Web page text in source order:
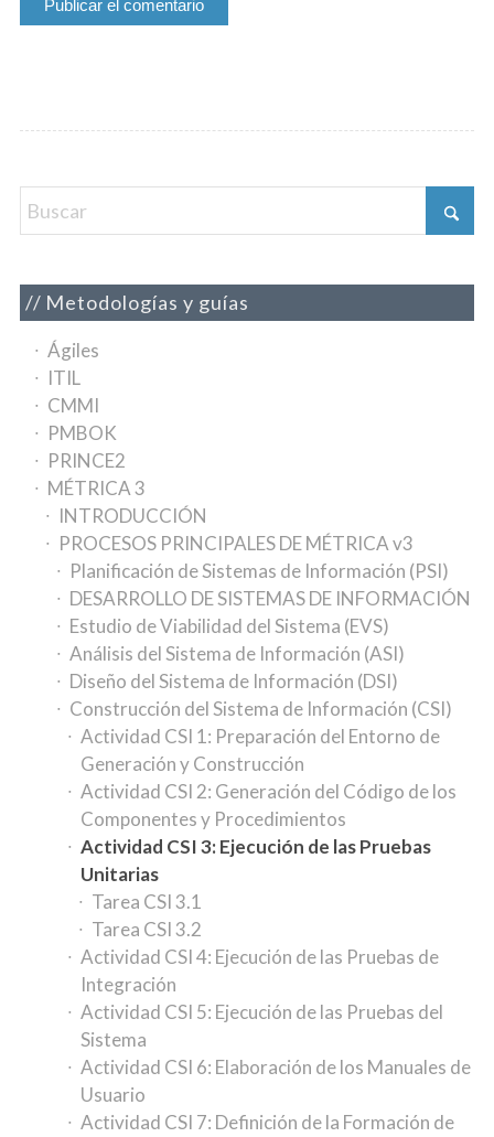
Metodologías y guías
Ágiles
ITIL
CMMI
PMBOK
PRINCE2
MÉTRICA 3
INTRODUCCIÓN
PROCESOS PRINCIPALES DE MÉTRICA v3
Planificación de Sistemas de Información (PSI)
DESARROLLO DE SISTEMAS DE INFORMACIÓN
Estudio de Viabilidad del Sistema (EVS)
Análisis del Sistema de Información (ASI)
Diseño del Sistema de Información (DSI)
Construcción del Sistema de Información (CSI)
Actividad CSI 1: Preparación del Entorno de
Generación y Construcción
Actividad CSI 2: Generación del Código de los
Componentes y Procedimientos
Actividad CSI 3: Ejecución de las Pruebas
Unitarias
Tarea CSI 3.1
Tarea CSI 3.2
Actividad CSI 4: Ejecución de las Pruebas de
Integración
Actividad CSI 5: Ejecución de las Pruebas del
Sistema
Actividad CSI 6: Elaboración de los Manuales de
Usuario
Actividad CSI 7: Definición de la Formación de